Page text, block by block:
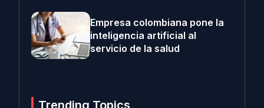
Empresa colombiana pone la
inteligencia artificial al
servicio de la salud
Trending Topics